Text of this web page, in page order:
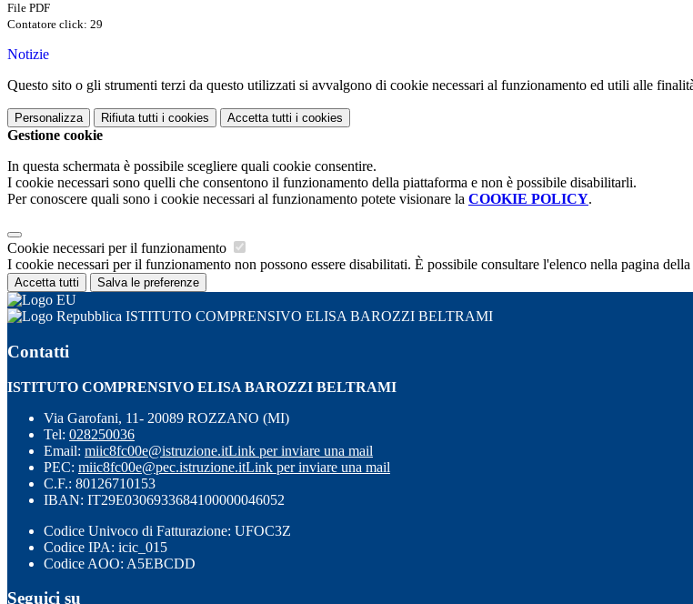
File PDF
Contatore click: 29
Notizie
Questo sito o gli strumenti terzi da questo utilizzati si avvalgono di cookie necessari al funzionamento ed utili alle
Personalizza Rifiuta tutti i cookies Accetta tutti i cookies
Gestione cookie
In questa schermata è possibile scegliere quali cookie consentire.
I cookie necessari sono quelli che consentono il funzionamento della piattaforma e non è possibile disabilitarli.
Per conoscere quali sono i cookie necessari al funzionamento potete visionare la COOKIE POLICY.
Cookie necessari per il funzionamento
I cookie necessari per il funzionamento non possono essere disabilitati. È possibile consultare l'elenco nella pagina
Accetta tutti Salva le preferenze
ISTITUTO COMPRENSIVO ELISA BAROZZI BELTRAMI
Contatti
ISTITUTO COMPRENSIVO ELISA BAROZZI BELTRAMI
Via Garofani, 11- 20089 ROZZANO (MI)
Tel: 028250036
Email: miic8fc00e@istruzione.itLink per inviare una mail
PEC: miic8fc00e@pec.istruzione.itLink per inviare una mail
C.F.: 80126710153
IBAN: IT29E0306933684100000046052
Codice Univoco di Fatturazione: UFOC3Z
Codice IPA: icic_015
Codice AOO: A5EBCDD
Seguici su